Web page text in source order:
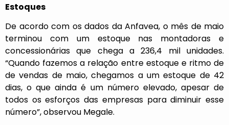
Estoques
De acordo com os dados da Anfavea, o mês de maio
terminou com um estoque nas montadoras e
concessionárias que chega a 236,4 mil unidades.
“Quando fazemos a relação entre estoque e ritmo de
de vendas de maio, chegamos a um estoque de 42
dias, o que ainda é um número elevado, apesar de
todos os esforços das empresas para diminuir esse
número”, observou Megale.